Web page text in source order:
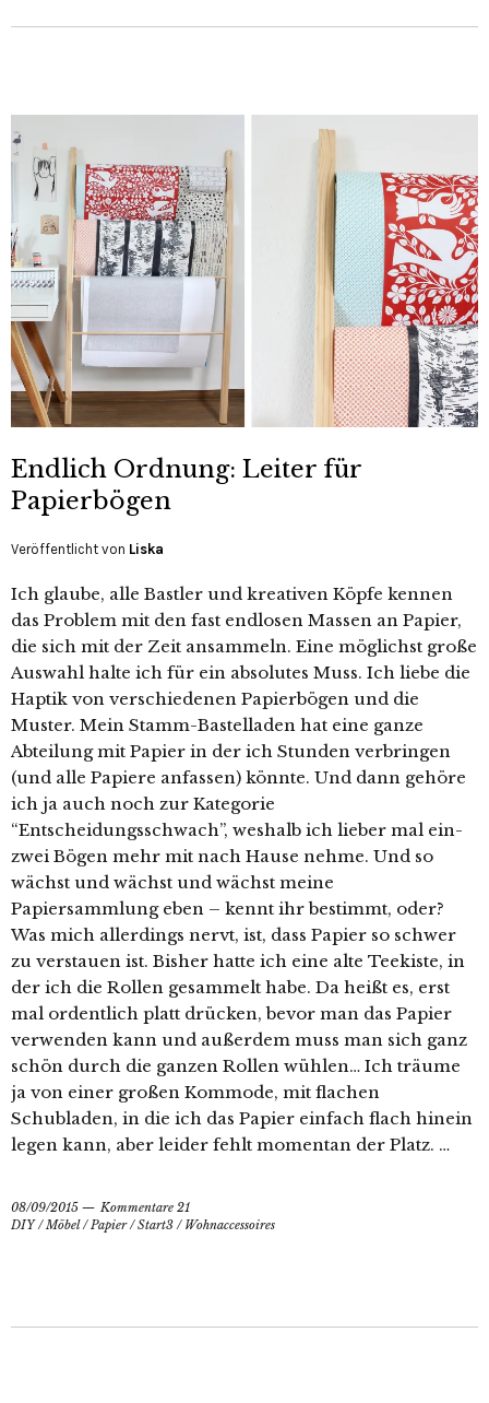
Endlich Ordnung: Leiter für
Papierbögen
Veröffentlicht von Liska
Ich glaube, alle Bastler und kreativen Köpfe kennen
das Problem mit den fast endlosen Massen an Papier,
die sich mit der Zeit ansammeln. Eine möglichst große
Auswahl halte ich für ein absolutes Muss. Ich liebe die
Haptik von verschiedenen Papierbögen und die
Muster. Mein Stamm-Bastelladen hat eine ganze
Abteilung mit Papier in der ich Stunden verbringen
(und alle Papiere anfassen) könnte. Und dann gehöre
ich ja auch noch zur Kategorie
“Entscheidungsschwach”, weshalb ich lieber mal ein-
zwei Bögen mehr mit nach Hause nehme. Und so
wächst und wächst und wächst meine
Papiersammlung eben – kennt ihr bestimmt, oder?
Was mich allerdings nervt, ist, dass Papier so schwer
zu verstauen ist. Bisher hatte ich eine alte Teekiste, in
der ich die Rollen gesammelt habe. Da heißt es, erst
mal ordentlich platt drücken, bevor man das Papier
verwenden kann und außerdem muss man sich ganz
schön durch die ganzen Rollen wühlen… Ich träume
ja von einer großen Kommode, mit flachen
Schubladen, in die ich das Papier einfach flach hinein
legen kann, aber leider fehlt momentan der Platz. …
08/09/2015
Kommentare 21
DIY/ Möbel/ Papier/Start3 / Wohnaccessoires